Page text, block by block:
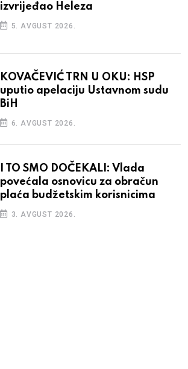
izvrijeđao Heleza
5. AVGUST 2026.
KOVAČEVIĆ TRN U OKU: HSP
uputio apelaciju Ustavnom sudu
BiH
6. AVGUST 2026.
I TO SMO DOČEKALI: Vlada
povećala osnovicu za obračun
plaća budžetskim korisnicima
3. AVGUST 2026.